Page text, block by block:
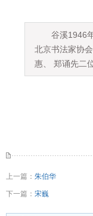
谷溪1946
北京书法家协
惠、 郑诵先二
上一篇： 朱伯华
下一篇： 宋巍